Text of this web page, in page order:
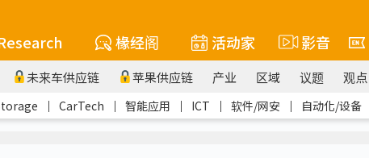
椽经阁 活动家 影音
未来车供应链 苹果供应链 产业 区域 议题 观点
｜ CarTech ｜ 智能应用 ｜ ICT ｜ 软件/网安 ｜ 自动化/设备